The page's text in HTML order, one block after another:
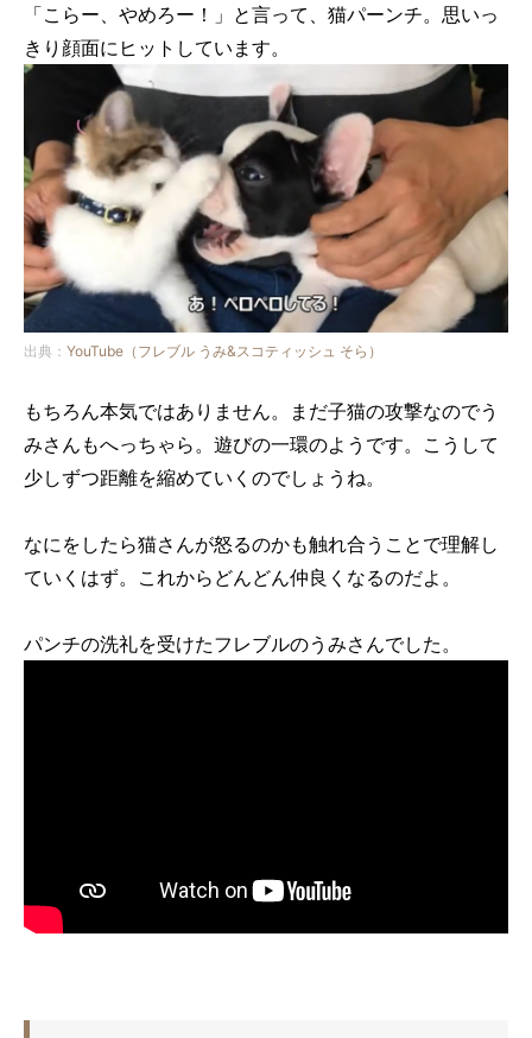
「こらー、やめろー！」と言って、猫パーンチ。思いっ
きり顔面にヒットしています。
出典： YouTube（フレブル うみ&スコティッシュ そら）
もちろん本気ではありません。まだ子猫の攻撃なのでう
みさんもへっちゃら。遊びの一環のようです。こうして
少しずつ距離を縮めていくのでしょうね。
なにをしたら猫さんが怒るのかも触れ合うことで理解し
ていくはず。これからどんどん仲良くなるのだよ。
パンチの洗礼を受けたフレブルのうみさんでした。